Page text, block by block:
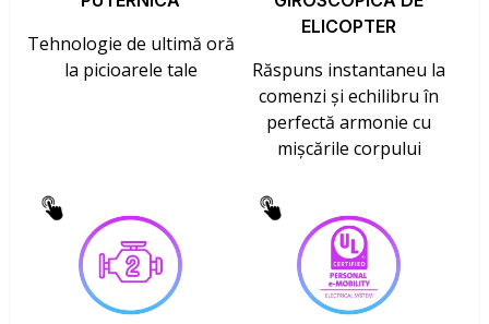
Tehnologie de ultimă oră
la picioarele tale
ELICOPTER
Răspuns instantaneu la
comenzi și echilibru în
perfectă armonie cu
mișcările corpului